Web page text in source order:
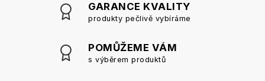
GARANCE KVALITY
produkty pečlivě vybíráme
POMŮŽEME VÁM
s výběrem produktů